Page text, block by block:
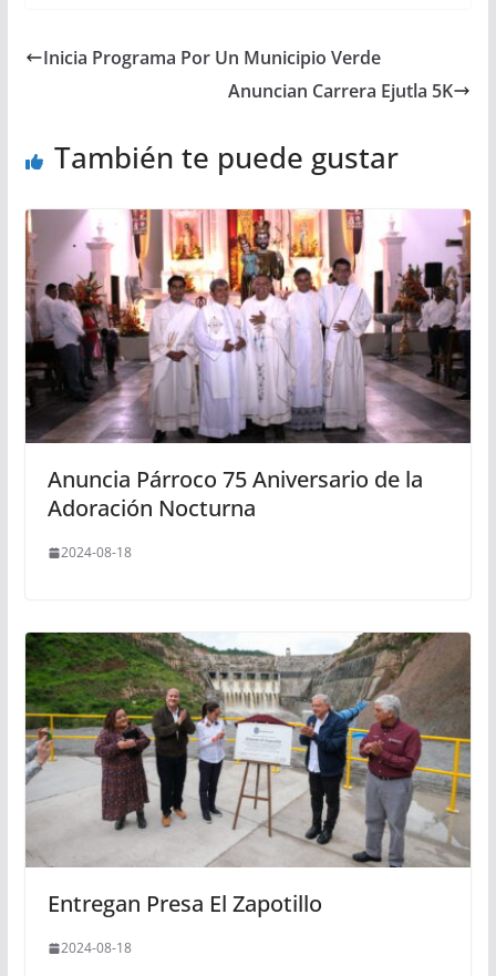
Inicia Programa Por Un Municipio Verde
Anuncian Carrera Ejutla 5K
También te puede gustar
Anuncia Párroco 75 Aniversario de la
Adoración Nocturna
2024-08-18
Entregan Presa El Zapotillo
2024-08-18